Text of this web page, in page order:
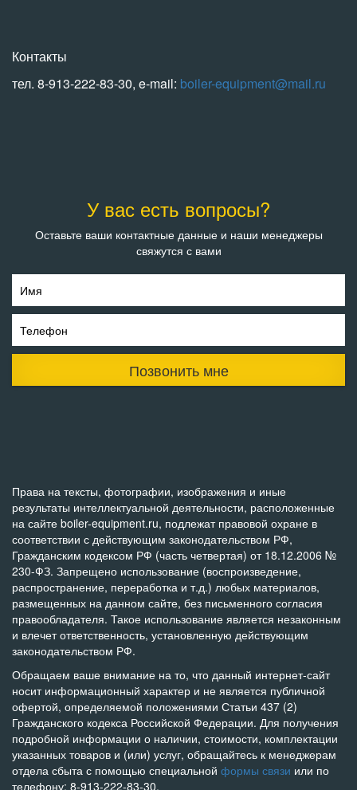
Контакты
тел. 8-913-222-83-30, e-mail: boiler-equipment@mail.ru
У вас есть вопросы?
Оставьте ваши контактные данные и наши менеджеры
свяжутся с вами
Имя
Телефон
Позвонить мне
Права на тексты, фотографии, изображения и иные
результаты интеллектуальной деятельности, расположенные
на сайте boiler-equipment.ru, подлежат правовой охране в
соответствии с действующим законодательством РФ,
Гражданским кодексом РФ (часть четвертая) от 18.12.2006 №
230-ФЗ. Запрещено использование (воспроизведение,
распространение, переработка и т.д.) любых материалов,
размещенных на данном сайте, без письменного согласия
правообладателя. Такое использование является незаконным
и влечет ответственность, установленную действующим
законодательством РФ.
Обращаем ваше внимание на то, что данный интернет-сайт
носит информационный характер и не является публичной
офертой, определяемой положениями Статьи 437 (2)
Гражданского кодекса Российской Федерации. Для получения
подробной информации о наличии, стоимости, комплектации
указанных товаров и (или) услуг, обращайтесь к менеджерам
отдела сбыта с помощью специальной формы связи или по
телефону: 8-913-222-83-30.